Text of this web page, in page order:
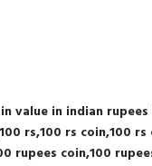
value in indian rupees
100 rs 100 rs coin100 rs
rupees coin100